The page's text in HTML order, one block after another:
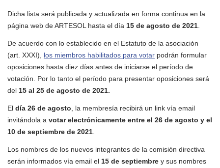
Dicha lista será publicada y actualizada en forma continua en la
página web de ARTESOL hasta el día 15 de agosto de 2021
De acuerdo con lo establecido en el Estatuto de la asociación
(art. XXXI), los miembros habilitados para votar podrán formular
oposiciones hasta diez días antes de iniciarse el período de
votación. Por lo tanto el período para presentar oposiciones será
del 15 al 25 de agosto de 2021.
El día 26 de agosto , la membresía recibirá un link vía email
invitándola a votar electrónicamente entre el 26 de agosto y el
10 de septiembre de 2021
Los nombres de los nuevos integrantes de la comisión directiva
serán informados vía email el 15 de septiembre y sus nombres